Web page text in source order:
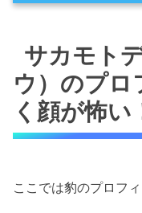
ル！とにかく
豹（ヒョ
豹（ヒョウ
っている（
サカモト
ウ）のプロ
く顔が怖い
ここでは豹のプロフ